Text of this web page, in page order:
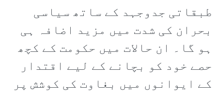
طبقاتی جدوجہد کے ساتھ سیاسی
بحران کی شدت میں مزید اضافہ ہی
ہو گا۔ ان حالات میں حکومت کے کچھ
حصے خود کو بچانے کے لیے اقتدار
کے ایوانوں میں بغاوت کی کوشش پر